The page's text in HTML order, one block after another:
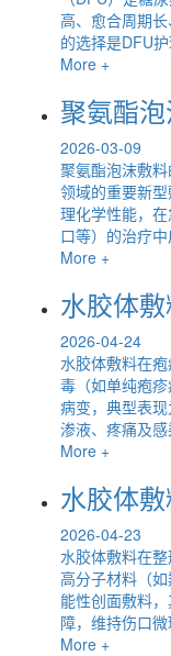
高、愈合周期
的选择是DFU
More +
聚氨酯
2026-03-09
聚氨酯泡沫敷
领域的重要新
理化学性能，
口等）的治疗
More +
水胶体
2026-04-24
水胶体敷料在
毒（如单纯疱
病变，典型表
渗液、疼痛及
More +
水胶体
2026-04-23
水胶体敷料在
高分子材料（
能性创面敷料
障，维持伤口
More +